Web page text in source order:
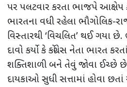
પર પલટવાર કરતા ભાજપે આક્ષેપ
ભારતના વધી રહેલા ભૌગોલિક-
વિસ્તારથી ‘વિચલિત’ થઈ
દાવો કર્યો કે કોંગ્રેસ નેતા ભારત
શક્તિશાળી બને તેવું જોવા ઈચ્છે છે
દાયકાઓ સુધી સત્તામાં હોવા છતાં